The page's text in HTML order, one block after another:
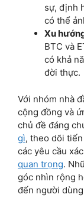
sự, định
có thể
Xu
BTC và
có khả
đời thực.
Với nhóm nhà
cộng đồng và
chủ đề đáng
gì, theo dõi
các yêu cầu
quan trọng.
góc nhìn rộng
đến người